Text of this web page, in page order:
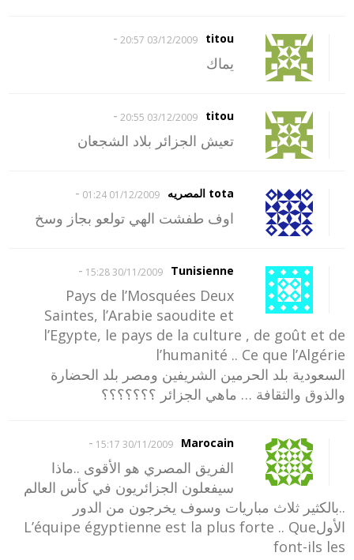
titou
03/12/2009 20:57
-
يماك
titou
03/12/2009 20:55
-
تعيش الجزائر بلاد الشجعان
tota المصريه 01/12/2009 01:24
-
اوف طفشت الهي تولعو بجاز وسخ
Tunisienne
30/11/2009 15:28
-
Pays de l’Mosquées Deux
Saintes, l’Arabie saoudite et
l’Egypte, le pays de la culture , de goût et de
l’humanité .. Ce que l’Algérie
السعودية بلد الحرمين الشريفين ومصر بلد الحضارة
والذوق والثقافة … ماهي الجزائر ؟؟؟؟؟؟؟
Marocain
30/11/2009 15:17
-
الفريق المصري هو الأقوى ..ماذا
سيفعلون الجزائريون في كأس العالم
..بالكثير ثلاث مباريات وسوف يخرجون من الدور
الأولL’équipe égyptienne est la plus forte .. Que
font-ils les